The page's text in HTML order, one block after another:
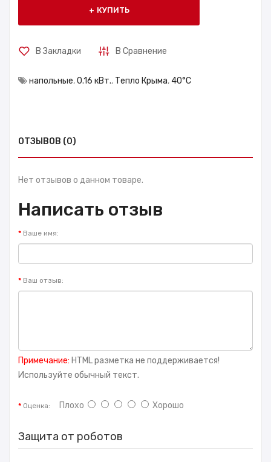
КУПИТЬ
В Закладки В Сравнение
напольные,0.16 кВт., Тепло Крыма, 40°С
ОТЗЫВОВ (0)
Нет отзывов о данном товаре.
Написать отзыв
Ваше имя:
Ваш отзыв:
Примечание: HTML разметка не поддерживается!
Используйте обычный текст.
Оценка: Плохо Хорошо
Защита от роботов